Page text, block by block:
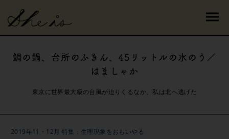
鯛の鍋、台所のふきん、45リットルの水のう／
はましゃか
東京に世界最大級の台風が迫りくるなか、私は北へ逃げた
2019年11・12月 特集：生理現象をおもいやる